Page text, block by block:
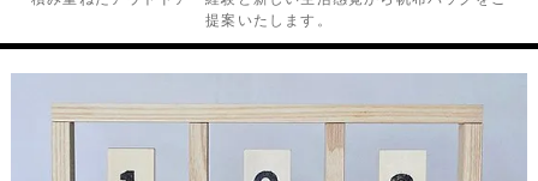
提案いたします。